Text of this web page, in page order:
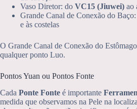
Vaso Diretor: do VC15 (Jiuwei) ao
Grande Canal de Conexão do
e às costelas
O Grande Canal de Conexão do
qualquer ponto Luo.
Pontos Yuan ou Pontos Fonte
Cada Ponte Fonte é importante
medida que observamos na Pele na